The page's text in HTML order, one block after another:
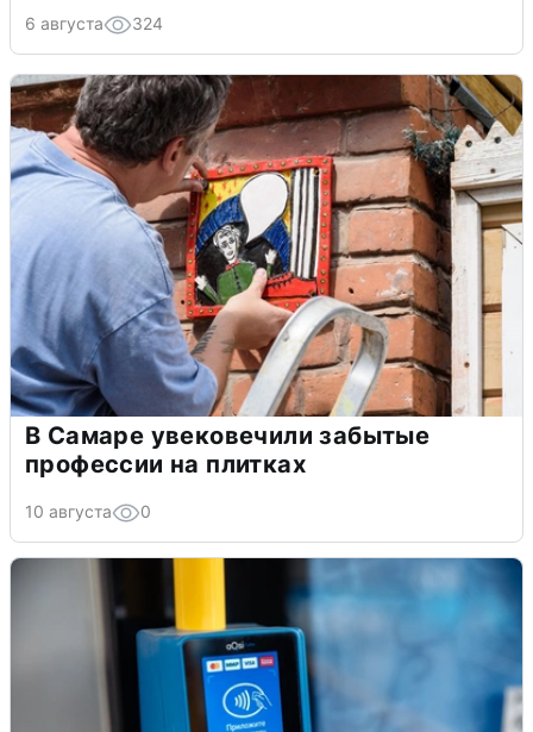
6 августа 324
В Самаре увековечили забытые
профессии на плитках
10 августа 0